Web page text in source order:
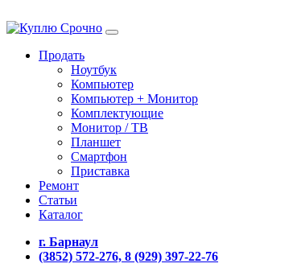
Продать
Ноутбук
Компьютер
Компьютер + Монитор
Комплектующие
Монитор / ТВ
Планшет
Смартфон
Приставка
Ремонт
Статьи
Каталог
г. Барнаул
(3852) 572-276, 8 (929) 397-22-76